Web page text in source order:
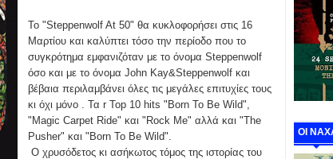
Το "Steppenwolf At 50" θα κυκλοφορήσει στις 16
Μαρτίου και καλύπτει τόσο την περίοδο που το
συγκρότημα εμφανιζόταν με το όνομα Steppenwolf
όσο και με το όνομα John Kay&Steppenwolf και
βέβαια περιλαμβάνει όλες τις μεγάλες επιτυχίες τους
κι όχι μόνο . Τα r Top 10 hits "Born To Be Wild",
"Magic Carpet Ride" και "Rock Me" αλλά και "The
Pusher" και "Born To Be Wild".
Ο χρυσόδετος κι ασήκωτος τόμος της ιστορίας του
ΟΙ